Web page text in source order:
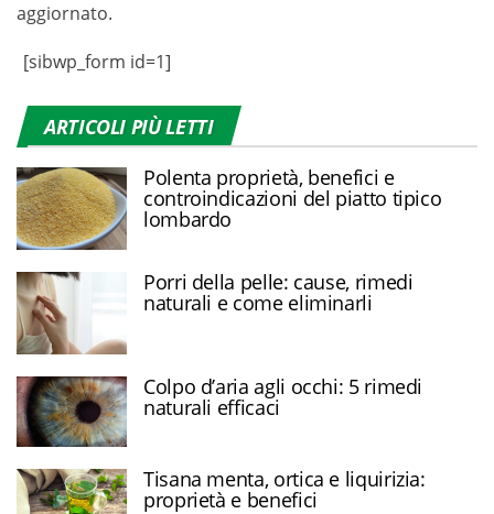
aggiornato.
[sibwp_form id=1]
ARTICOLI PIÙ LETTI
Polenta proprietà, benefici e
controindicazioni del piatto tipico
lombardo
Porri della pelle: cause, rimedi
naturali e come eliminarli
Colpo d’aria agli occhi: 5 rimedi
naturali efficaci
Tisana menta, ortica e liquirizia:
proprietà e benefici